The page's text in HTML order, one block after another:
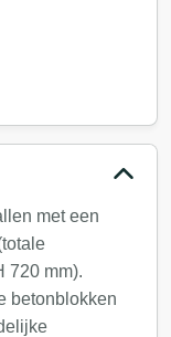
met een
720 mm).
betonblokken